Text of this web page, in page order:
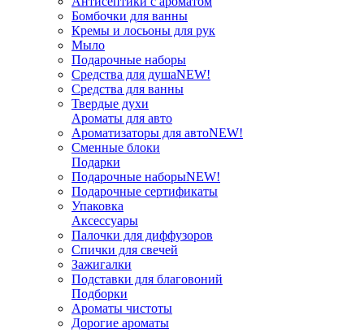
Бомбочки для ванны
Кремы и лосьоны для рук
Мыло
Подарочные наборы
Средства для душаNEW!
Средства для ванны
Твердые духи
Ароматы для авто
Ароматизаторы для автоNEW!
Сменные блоки
Подарки
Подарочные наборыNEW!
Подарочные сертификаты
Упаковка
Аксессуары
Палочки для диффузоров
Спички для свечей
Зажигалки
Подставки для благовоний
Подборки
Ароматы чистоты
Дорогие ароматы